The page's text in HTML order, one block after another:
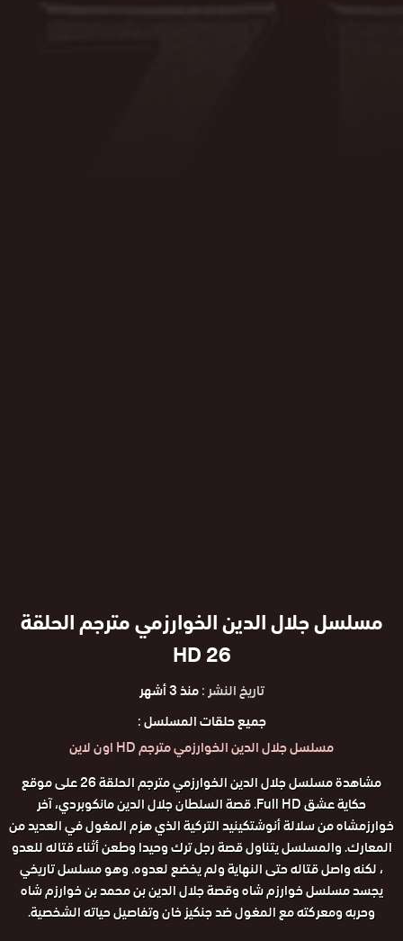
مسلسل جلال الدين الخوارزمي مترجم الحلقة
26 HD
تاريخ النشر :منذ 3 أشهر
جميع حلقات المسلسل :
مسلسل جلال الدين الخوارزمي مترجم HD اون لاين
مشاهدة مسلسل جلال الدين الخوارزمي مترجم الحلقة 26 على موقع
حكاية عشق Full HD. قصة السلطان جلال الدين مانكوبردي، آخر
خوارزمشاه من سلالة أنوشتكينيد التركية الذي هزم المغول في العديد من
المعارك. والمسلسل يتناول قصة رجل ترك وحيدا وطعن أثناء قتاله للعدو
، لكنه واصل قتاله حتى النهاية ولم يخضع لعدوه. وهو مسلسل تاريخي
يجسد مسلسل خوارزم شاه وقصة جلال الدين بن محمد بن خوارزم شاه
وحربه ومعركته مع المغول ضد جنكيز خان وتفاصيل حياته الشخصية.